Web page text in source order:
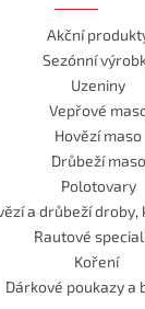
Akční
Sezónní
Uzeniny
Vepřové
Hovězí maso
Drůbeží maso
Polotovary
a drůbeží
Rautové
Koření
Dárkové poukazy a